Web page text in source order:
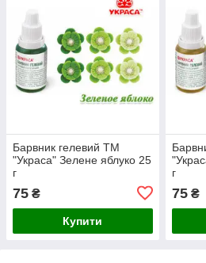
Барвник гелевий ТМ
"Украса" Зелене яблуко 25
г
75 ₴
Купити
г
75₴